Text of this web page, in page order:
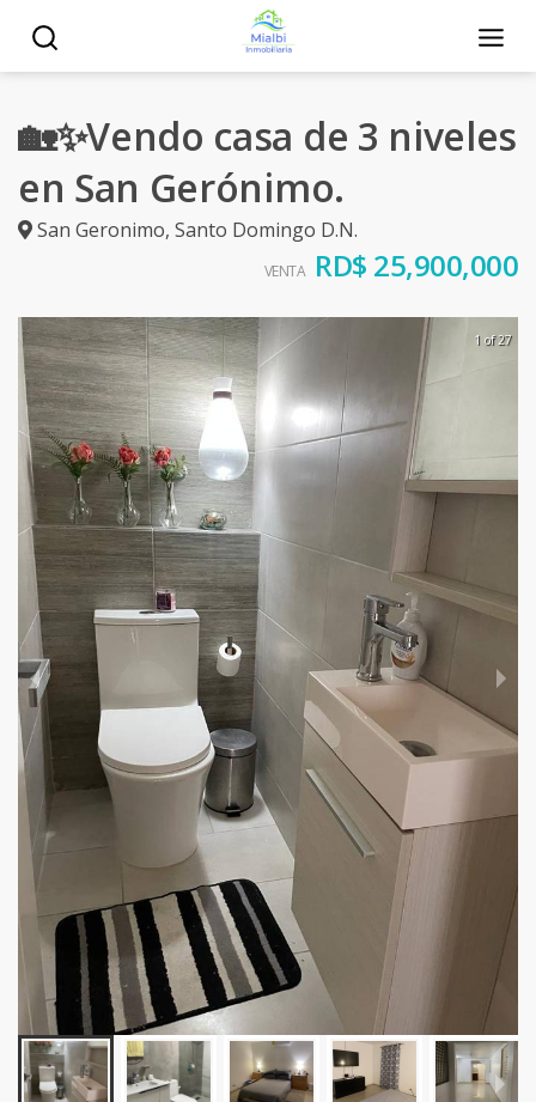
🏡✨Vendo casa de 3 niveles
en San Gerónimo.
San Geronimo, Santo Domingo D.N.
VENTA RD$ 25,900,000
1 of 27